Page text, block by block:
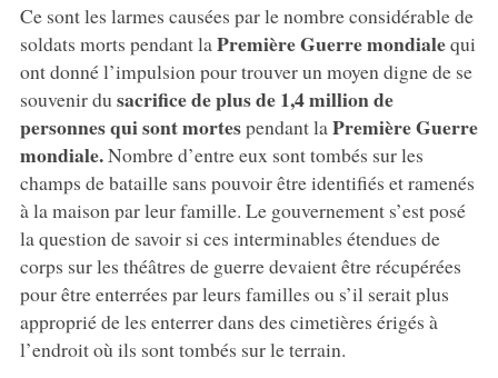
Ce sont les larmes causées par le nombre considérable de
soldats morts pendant la Première Guerre mondialequi
ont donné l’impulsion pour trouver un moyen digne de se
souvenir du sacrifice de plus de 1,4 million de
personnes qui sont mortespendant la Première Guerre
mondiale.Nombre d’entre eux sont tombés sur les
champs de bataille sans pouvoir être identifiés et ramenés
à la maison par leur famille. Le gouvernement s’est posé
la question de savoir si ces interminables étendues de
corps sur les théâtres de guerre devaient être récupérées
pour être enterrées par leurs familles ou s’il serait plus
approprié de les enterrer dans des cimetières érigés à
l’endroit où ils sont tombés sur le terrain.